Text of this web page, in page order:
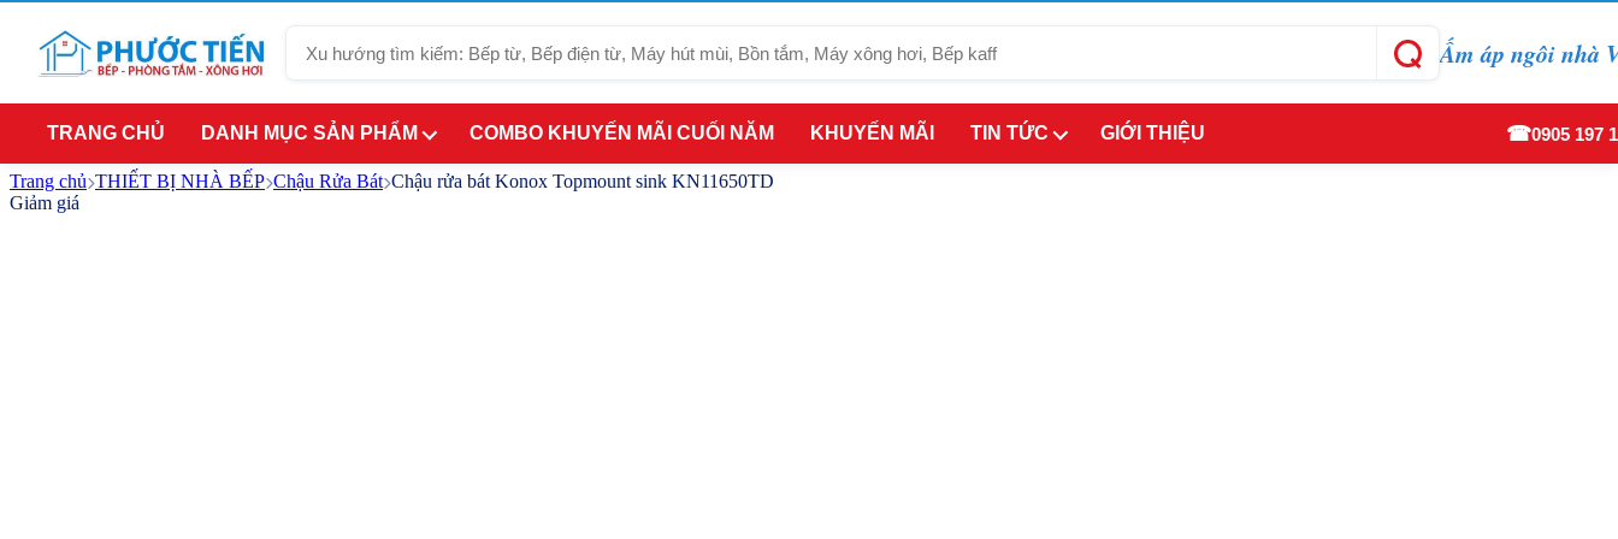
Tìm
Ấm áp ngôi nhà
TRANG CHỦ DANH MỤC SẢN PHẨM COMBO KHUYẾN MÃI CUỐI NĂM KHUYẾN MÃI TIN TỨC GIỚI THIỆU ☎0905 197
Trang chủ THIẾT BỊ NHÀ BẾP Chậu Rửa Bát Chậu rửa bát Konox Topmount sink KN11650TD
Giảm giá